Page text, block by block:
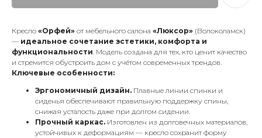
Кресло «Орфей» от мебельного салона «Люксор» (Волоколамск)
— идеальное сочетание эстетики, комфорта и
функциональности. Модель создана для тех, кто ценит качество
и стремится обустроить дом с учётом современных трендов.
Ключевые особенности:
Эргономичный дизайн. Плавные линии спинки и
сиденья обеспечивают правильную поддержку спины,
снижая усталость даже при долгом сидении.
Прочный каркас. Изготовлен из долговечных материалов,
устойчивых к деформациям — кресло сохранит форму